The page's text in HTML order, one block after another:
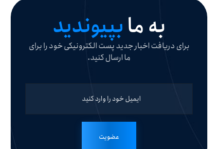
به مابپیوندید
برای دریافت اخبار جدید پست الکترونیکی خود را برای
ما ارسال کنید.
عضویت